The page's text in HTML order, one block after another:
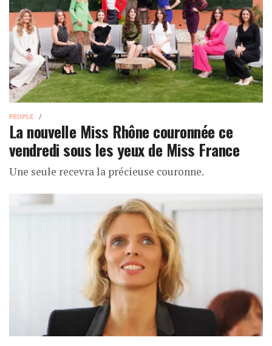
PEOPLE
La nouvelle Miss Rhône couronnée ce
vendredi sous les yeux de Miss France
Une seule recevra la précieuse couronne.